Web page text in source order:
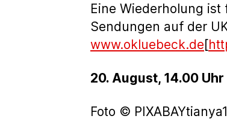
Eine Wiederholung
Sendungen auf der
www.okluebeck.de[
20. August, 14.00 Uhr
Foto ©